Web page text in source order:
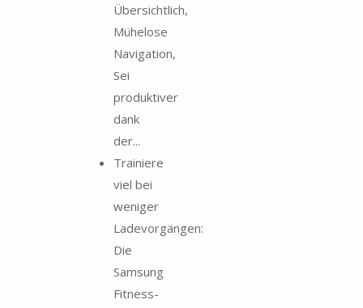
Übersichtlich,
Mühelose
Navigation,
Sei
produktiver
dank
der...
Trainiere
viel bei
weniger
Ladevorgängen:
Die
Samsung
Fitness-